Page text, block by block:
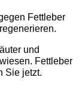
Fettleber
und
Fettleber
Sie jetzt.